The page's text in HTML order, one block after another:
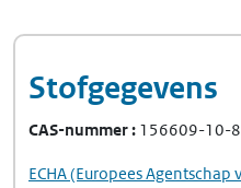
Stofgegevens
CAS-nummer 156609-10-8
ECHA(Europees Agentschap